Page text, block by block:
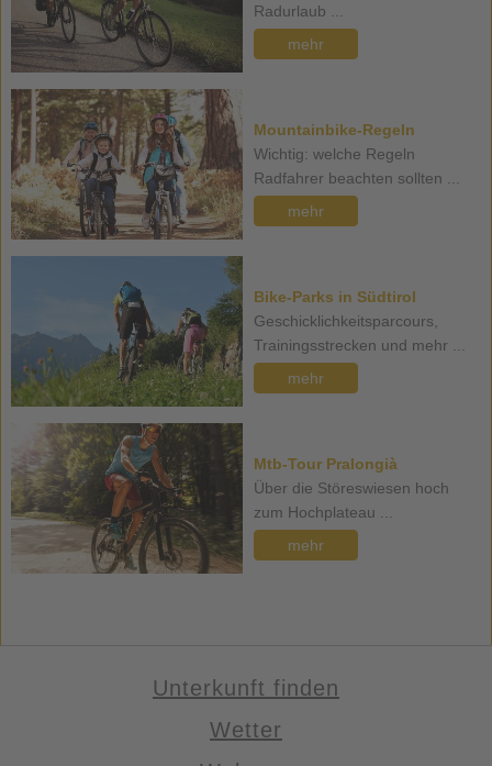
Radurlaub ...
mehr
Mountainbike-Regeln
Wichtig: welche Regeln
Radfahrer beachten sollten ...
mehr
Bike-Parks in Südtirol
Geschicklichkeitsparcours,
Trainingsstrecken und mehr ...
mehr
Mtb-Tour Pralongià
Über die Störeswiesen hoch
zum Hochplateau ...
mehr
Unterkunft finden
Wetter